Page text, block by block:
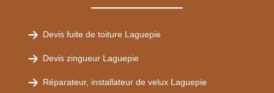
Devis fuite de toiture Laguepie
Devis zingueur Laguepie
Réparateur, installateur de velux Laguepie